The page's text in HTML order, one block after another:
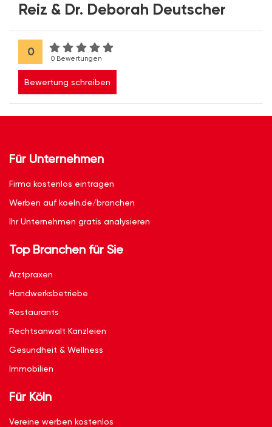
Reiz & Dr. Deborah Deutscher
0
0 Bewertungen
Bewertung schreiben
Für Unternehmen
Firma kostenlos eintragen
Werben auf koeln.de/branchen
Ihr Unternehmen gratis analysieren
Top Branchen für Sie
Arztpraxen
Handwerksbetriebe
Restaurants
Rechtsanwalt Kanzleien
Gesundheit & Wellness
Immobilien
Für Köln
Vereine werben kostenlos